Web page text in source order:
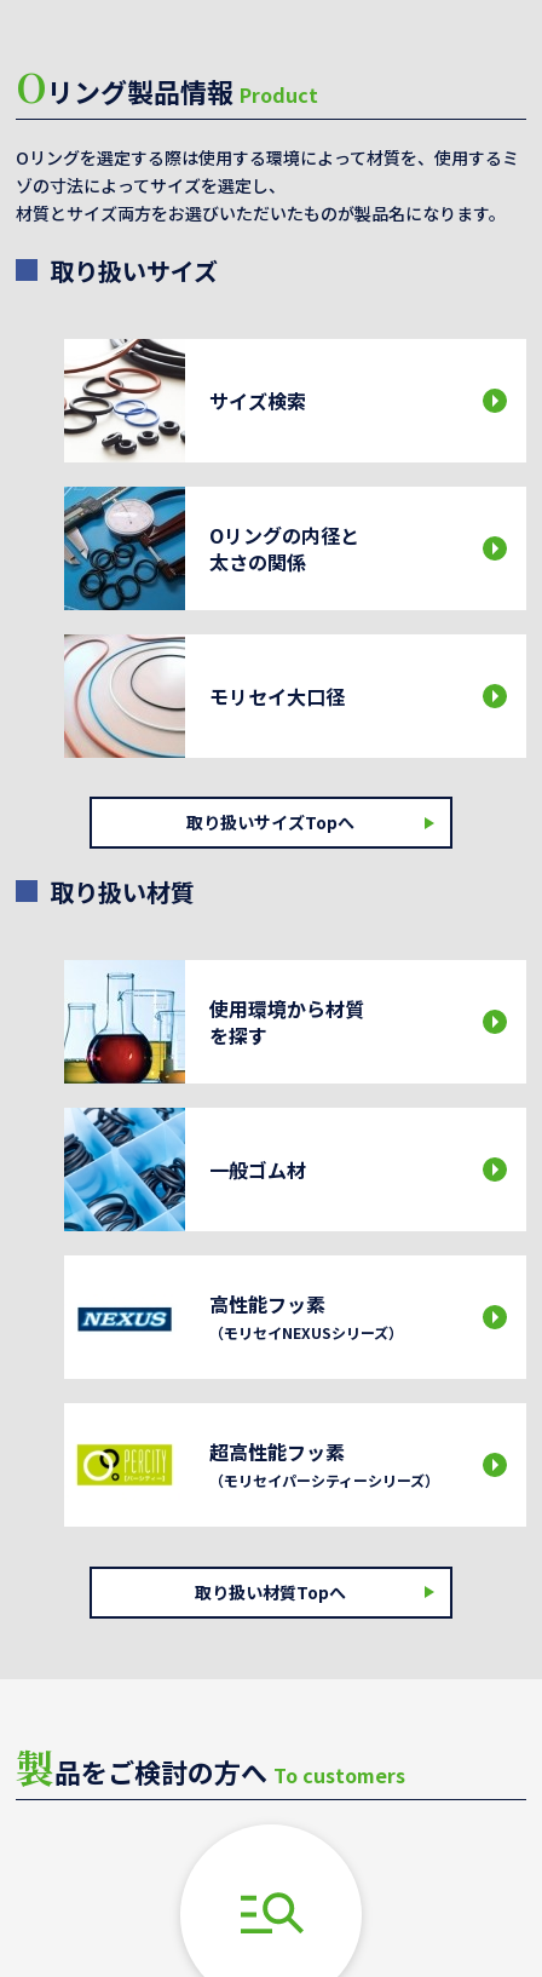
Oリング製品情報 Product
Oリングを選定する際は使用する環境によって材質を、使用するミ
ゾの寸法によってサイズを選定し、
材質とサイズ両方をお選びいただいたものが製品名になります。
取り扱いサイズ
サイズ検索
Oリングの内径と
太さの関係
モリセイ大口径
取り扱いサイズTopへ
取り扱い材質
使用環境から材質
を探す
一般ゴム材
高性能フッ素
（モリセイNEXUSシリーズ）
超高性能フッ素
（モリセイパーシティーシリーズ）
取り扱い材質Topへ
製品をご検討の方へ To customers